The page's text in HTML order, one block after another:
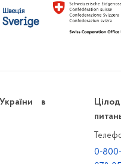
України в
0-800-